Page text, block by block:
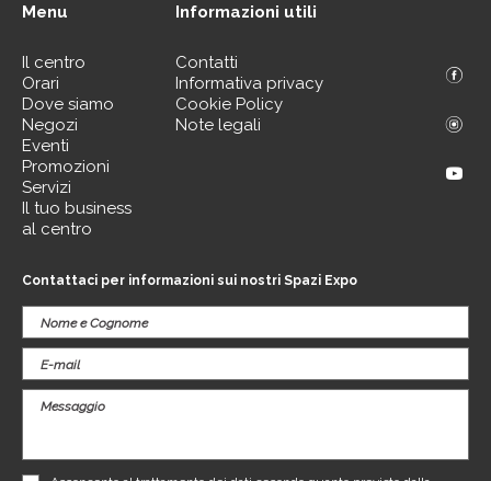
Menu
Il centro
Orari
Dove siamo
Negozi
Eventi
Promozioni
Servizi
Il tuo business
al centro
Informazioni utili
Contatti
Informativa privacy
Cookie Policy
Note legali
Contattaci per informazioni sui nostri Spazi Expo